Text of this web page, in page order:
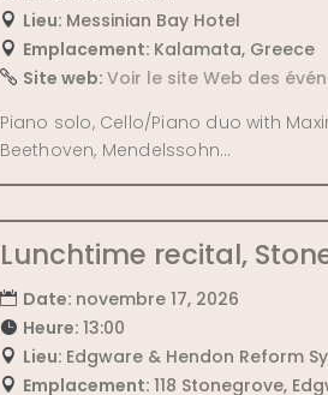
Lieu: Messinian Bay Hotel
Emplacement: Kalamata, Greece
Site web: Voir le site Web des
Piano solo, Cello/Piano duo with
Beethoven, Mendelssohn…
Lunchtime recital,
Date: novembre 17, 2026
Heure: 13:00
Lieu: Edgware & Hendon Reform
Emplacement: 118 Stonegrove,